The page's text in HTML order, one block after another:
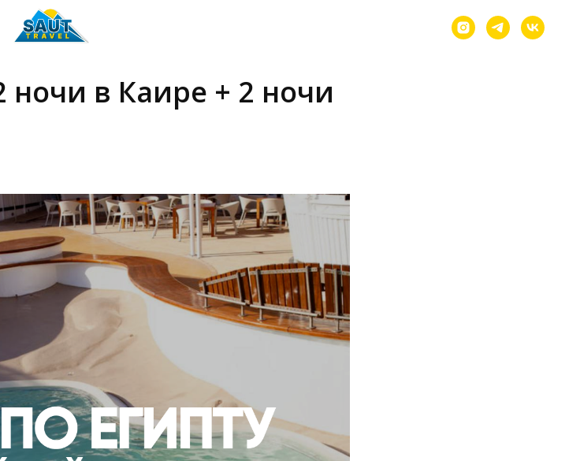
ночи в Каире + 2 ночи